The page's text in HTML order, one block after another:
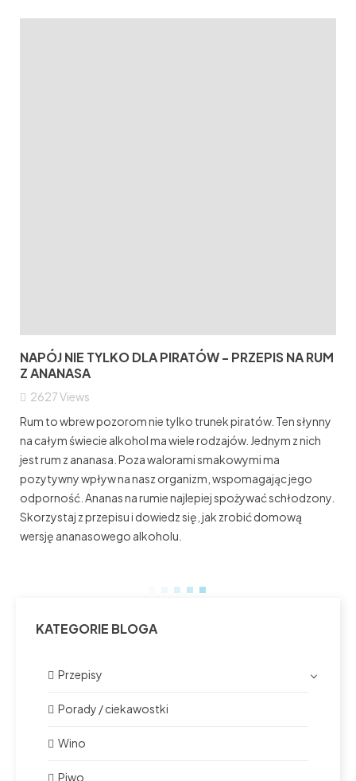
NAPÓJ NIE TYLKO DLA PIRATÓW - PRZEPIS NA RUM
Z ANANASA
2627Views
Rum to wbrew pozorom nie tylko trunek piratów. Ten słynny
na całym świecie alkohol ma wiele rodzajów. Jednym z nich
jest rum z ananasa. Poza walorami smakowymi ma
pozytywny wpływ na nasz organizm, wspomagając jego
odporność. Ananas na rumie najlepiej spożywać schłodzony.
Skorzystaj z przepisu i dowiedz się, jak zrobić domową
wersję ananasowego alkoholu.
KATEGORIE BLOGA
Przepisy
Porady / ciekawostki
Wino
Piwo